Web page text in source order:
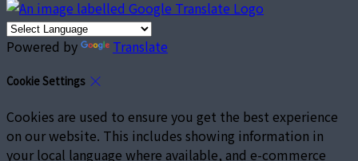
Powered by Translate
Cookie Settings
Cookies are used to ensure you get the best experience
on our website. This includes showing information in
your local language where available, and e-commerce